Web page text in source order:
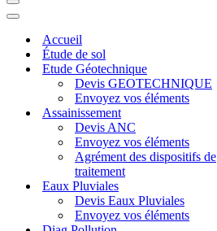
Menu
de
Menu
navigationAccueil
Étude de sol
Etude Géotechnique
Devis GEOTECHNIQUE
Envoyez vos éléments
Assainissement
Devis ANC
Envoyez vos éléments
Agrément des dispositifs de
traitement
Eaux Pluviales
Devis Eaux Pluviales
Envoyez vos éléments